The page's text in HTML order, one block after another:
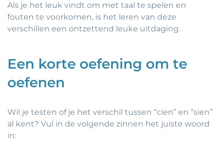
Als je het leuk vindt om met taal te spelen en
fouten te voorkomen, is het leren van deze
verschillen een ontzettend leuke uitdaging.
Een korte oefening om te
oefenen
Wil je testen of je het verschil tussen “cien” en “sien”
al kent? Vul in de volgende zinnen het juiste woord
in: